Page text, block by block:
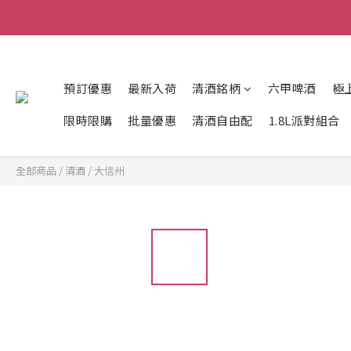
預訂優惠 最新入荷 清酒銘柄 六甲啤酒
極
限時限購
批量優惠 清酒自由配 1.8L派對組合
全部商品 / 清酒 / 大信州